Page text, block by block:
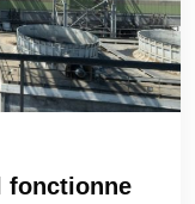
fonctionne